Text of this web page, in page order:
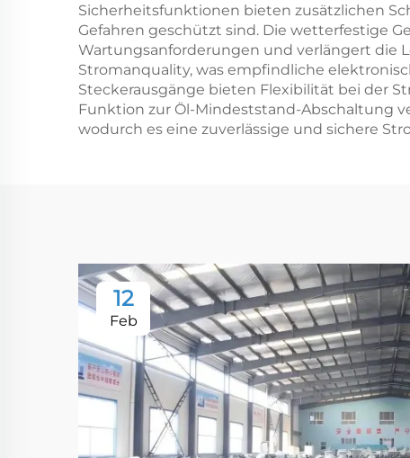
Sicherheitsfunktionen bieten zusätzlichen
Gefahren geschützt sind. Die wetterfestige
Wartungsanforderungen und verlängert die
Stromanquality, was empfindliche
Steckerausgänge bieten Flexibilität bei der
Funktion zur Öl-Mindeststand-Abschaltung
wodurch es eine zuverlässige und sichere
12
Feb